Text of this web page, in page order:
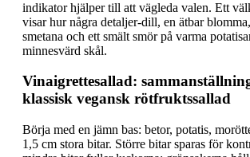
indikator hjälper till att vägleda valen. Ett
visar hur några detaljer-dill, en ätbar
smetana och ett smält smör på varma
minnesvärd skål.
Vinaigrettesallad:
klassisk vegansk rötfruktssallad
Börja med en jämn bas: betor, potatis,
1,5 cm stora bitar. Större bitar sparas för